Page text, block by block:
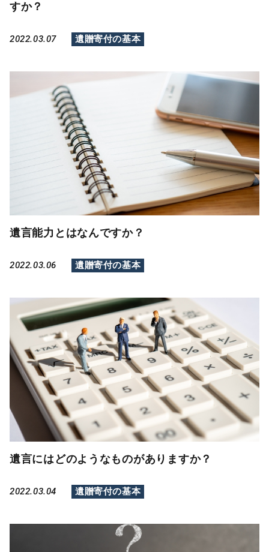
すか？
2022.03.07 遺贈寄付の基本
遺言能力とはなんですか？
2022.03.06 遺贈寄付の基本
遺言にはどのようなものがありますか？
2022.03.04 遺贈寄付の基本